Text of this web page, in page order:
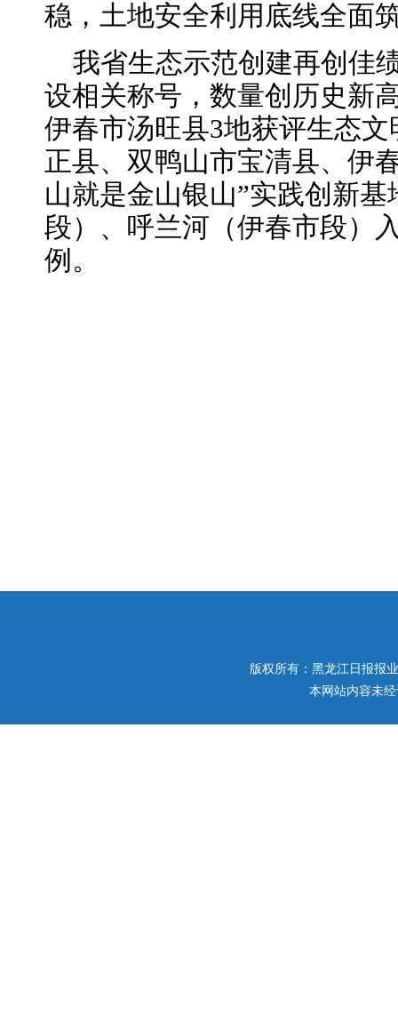
稳，土地安全利用底线全面
我省生态示范创建再创佳
设相关称号，数量创历史新
伊春市汤旺县3地获评生态
正县、双鸭山市宝清县、伊
山就是金山银山”实践创新
段）、呼兰河（伊春市段）
例。
版权所有：黑龙江日报报
本网站内容未